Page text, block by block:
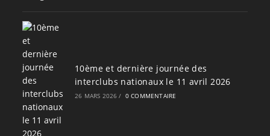
10ème et dernière journée des
interclubs nationaux le 11 avril 2026
26 MARS 2026 / 0 COMMENTAIRE